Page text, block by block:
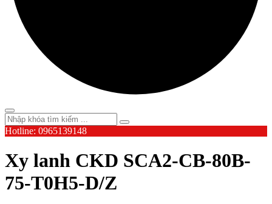
Hotline: 0965139148
Xy lanh CKD SCA2-CB-80B-
75-T0H5-D/Z